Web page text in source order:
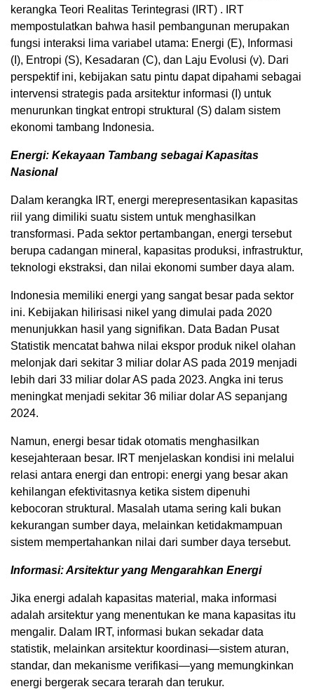
kerangka Teori Realitas Terintegrasi (IRT) . IRT
mempostulatkan bahwa hasil pembangunan merupakan
fungsi interaksi lima variabel utama: Energi (E), Informasi
(I), Entropi (S), Kesadaran (C), dan Laju Evolusi (v). Dari
perspektif ini, kebijakan satu pintu dapat dipahami sebagai
intervensi strategis pada arsitektur informasi (I) untuk
menurunkan tingkat entropi struktural (S) dalam sistem
ekonomi tambang Indonesia.
Energi: Kekayaan Tambang sebagai Kapasitas
Nasional
Dalam kerangka IRT, energi merepresentasikan kapasitas
riil yang dimiliki suatu sistem untuk menghasilkan
transformasi. Pada sektor pertambangan, energi tersebut
berupa cadangan mineral, kapasitas produksi, infrastruktur,
teknologi ekstraksi, dan nilai ekonomi sumber daya alam.
Indonesia memiliki energi yang sangat besar pada sektor
ini. Kebijakan hilirisasi nikel yang dimulai pada 2020
menunjukkan hasil yang signifikan. Data Badan Pusat
Statistik mencatat bahwa nilai ekspor produk nikel olahan
melonjak dari sekitar 3 miliar dolar AS pada 2019 menjadi
lebih dari 33 miliar dolar AS pada 2023. Angka ini terus
meningkat menjadi sekitar 36 miliar dolar AS sepanjang
2024.
Namun, energi besar tidak otomatis menghasilkan
kesejahteraan besar. IRT menjelaskan kondisi ini melalui
relasi antara energi dan entropi: energi yang besar akan
kehilangan efektivitasnya ketika sistem dipenuhi
kebocoran struktural. Masalah utama sering kali bukan
kekurangan sumber daya, melainkan ketidakmampuan
sistem mempertahankan nilai dari sumber daya tersebut.
Informasi: Arsitektur yang Mengarahkan Energi
Jika energi adalah kapasitas material, maka informasi
adalah arsitektur yang menentukan ke mana kapasitas itu
mengalir. Dalam IRT, informasi bukan sekadar data
statistik, melainkan arsitektur koordinasi—sistem aturan,
standar, dan mekanisme verifikasi—yang memungkinkan
energi bergerak secara terarah dan terukur.